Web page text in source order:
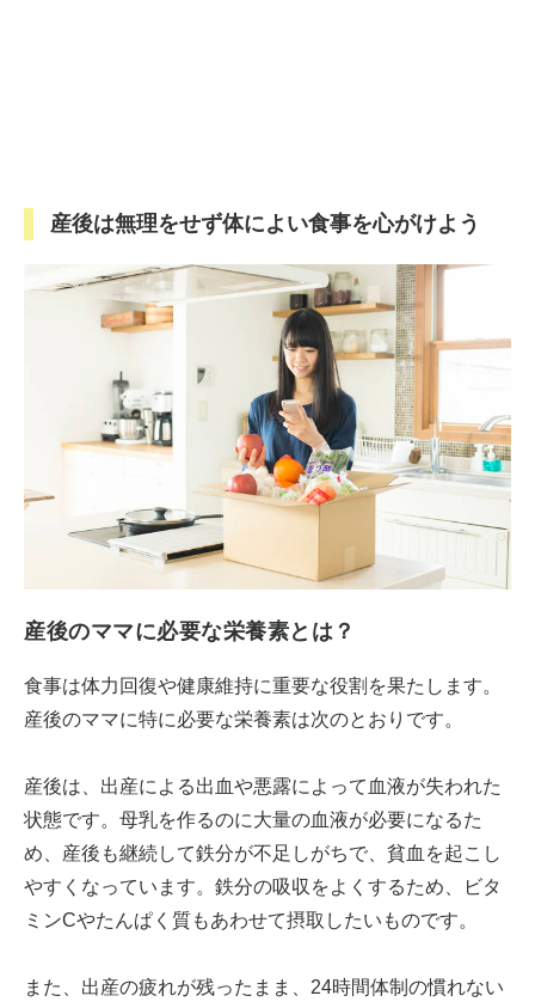
産後は無理をせず体によい食事を心がけよう
産後のママに必要な栄養素とは？
食事は体力回復や健康維持に重要な役割を果たします。
産後のママに特に必要な栄養素は次のとおりです。
産後は、出産による出血や悪露によって血液が失われた
状態です。母乳を作るのに大量の血液が必要になるた
め、産後も継続して鉄分が不足しがちで、貧血を起こし
やすくなっています。鉄分の吸収をよくするため、ビタ
ミンCやたんぱく質もあわせて摂取したいものです。
また、出産の疲れが残ったまま、24時間体制の慣れない